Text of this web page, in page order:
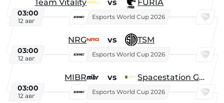
Team Vitality vs FURIA
03:00
12 авг
Esports World Cup 2026
NRG vs TSM
03:00
12 авг
Esports World Cup 2026
MIBR vs Spacestation Gaming
03:00
12 авг
Esports World Cup 2026